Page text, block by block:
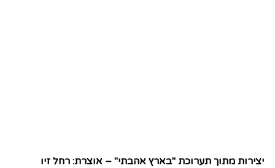
יצירות מתוך תערוכת "בארץ אהבתי" – אוצרת: רחל זיו